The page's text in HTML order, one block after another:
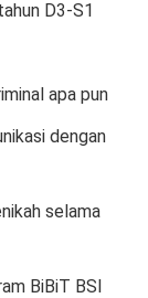
D3-S1
apa pun
dengan
selama
BiBiT BSI